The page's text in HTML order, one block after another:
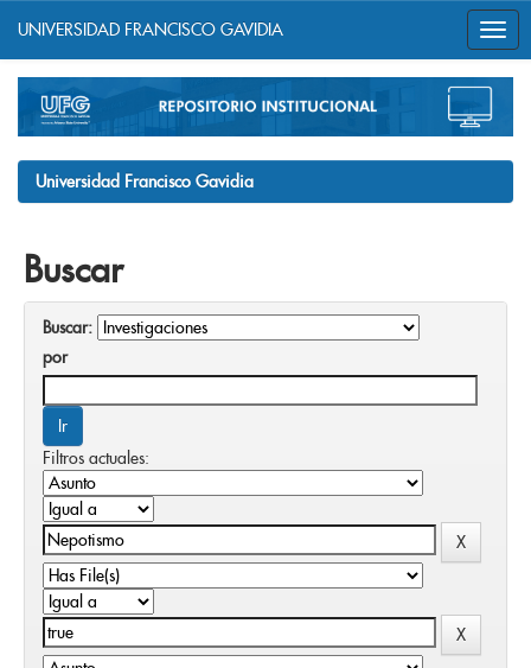
navigation
UNIVERSIDAD FRANCISCO GAVIDIA
Universidad Francisco Gavidia
Buscar
Buscar:
por
Filtros actuales: